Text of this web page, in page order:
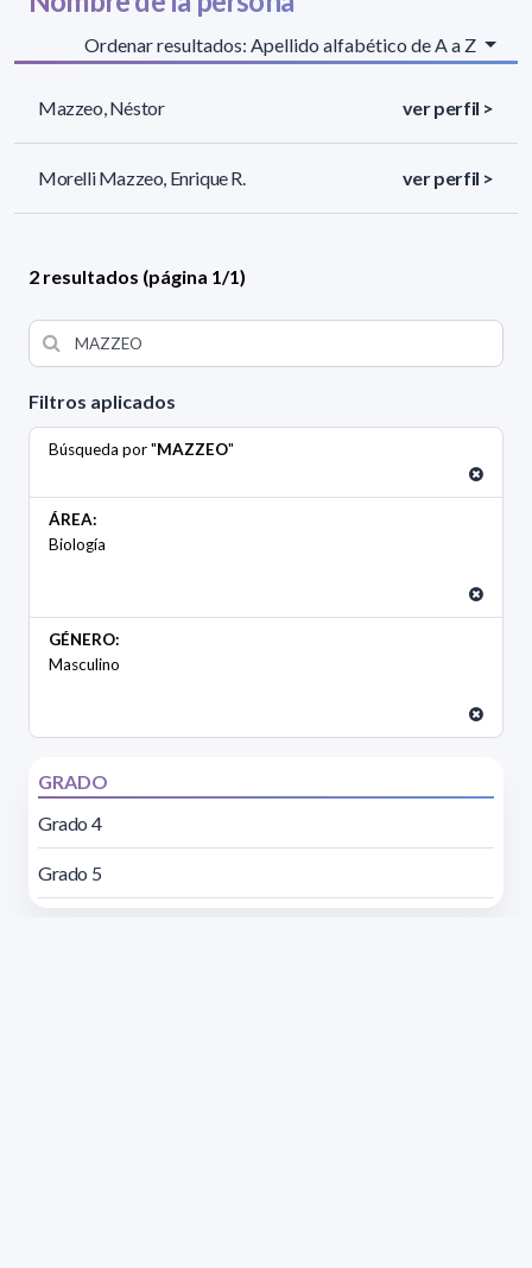
Filtros aplicados
Búsqueda por "MAZZEO"
ÁREA:
Biología
GÉNERO:
Masculino
GRADO
Grado 4
Grado 5
Ordenar resultados: Apellido alfabético de A a Z
Mazzeo, Néstor ver perfil >
Morelli Mazzeo, Enrique R. ver perfil >
2 resultados (página 1/1)